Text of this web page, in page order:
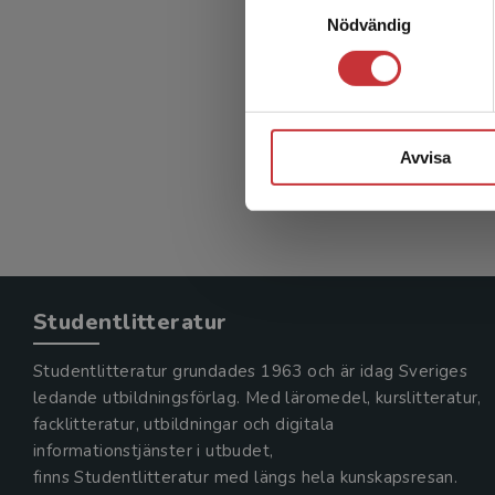
Nödvändig
Avvisa
EKG
Exkl.
Studentlitteratur
Studentlitteratur grundades 1963 och är idag Sveriges
ledande utbildningsförlag. Med läromedel, kurslitteratur,
facklitteratur, utbildningar och digitala
informationstjänster i utbudet,
finns Studentlitteratur med längs hela kunskapsresan.